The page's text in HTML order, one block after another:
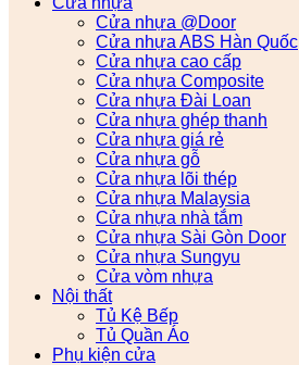
Cửa nhựa @Door
Cửa nhựa ABS Hàn Quốc
Cửa nhựa cao cấp
Cửa nhựa Composite
Cửa nhựa Đài Loan
Cửa nhựa ghép thanh
Cửa nhựa giá rẻ
Cửa nhựa gỗ
Cửa nhựa lõi thép
Cửa nhựa Malaysia
Cửa nhựa nhà tắm
Cửa nhựa Sài Gòn Door
Cửa nhựa Sungyu
Cửa vòm nhựa
Nội thất
Tủ Kệ Bếp
Tủ Quần Áo
Phụ kiện cửa